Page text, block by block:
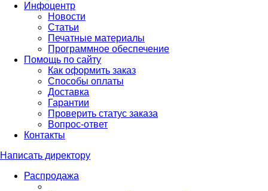
Инфоцентр
Новости
Статьи
Печатные материалы
Программное обеспечение
Помощь по сайту
Как оформить заказ
Способы оплаты
Доставка
Гарантии
Проверить статус заказа
Вопрос-ответ
Контакты
Написать директору
Распродажа